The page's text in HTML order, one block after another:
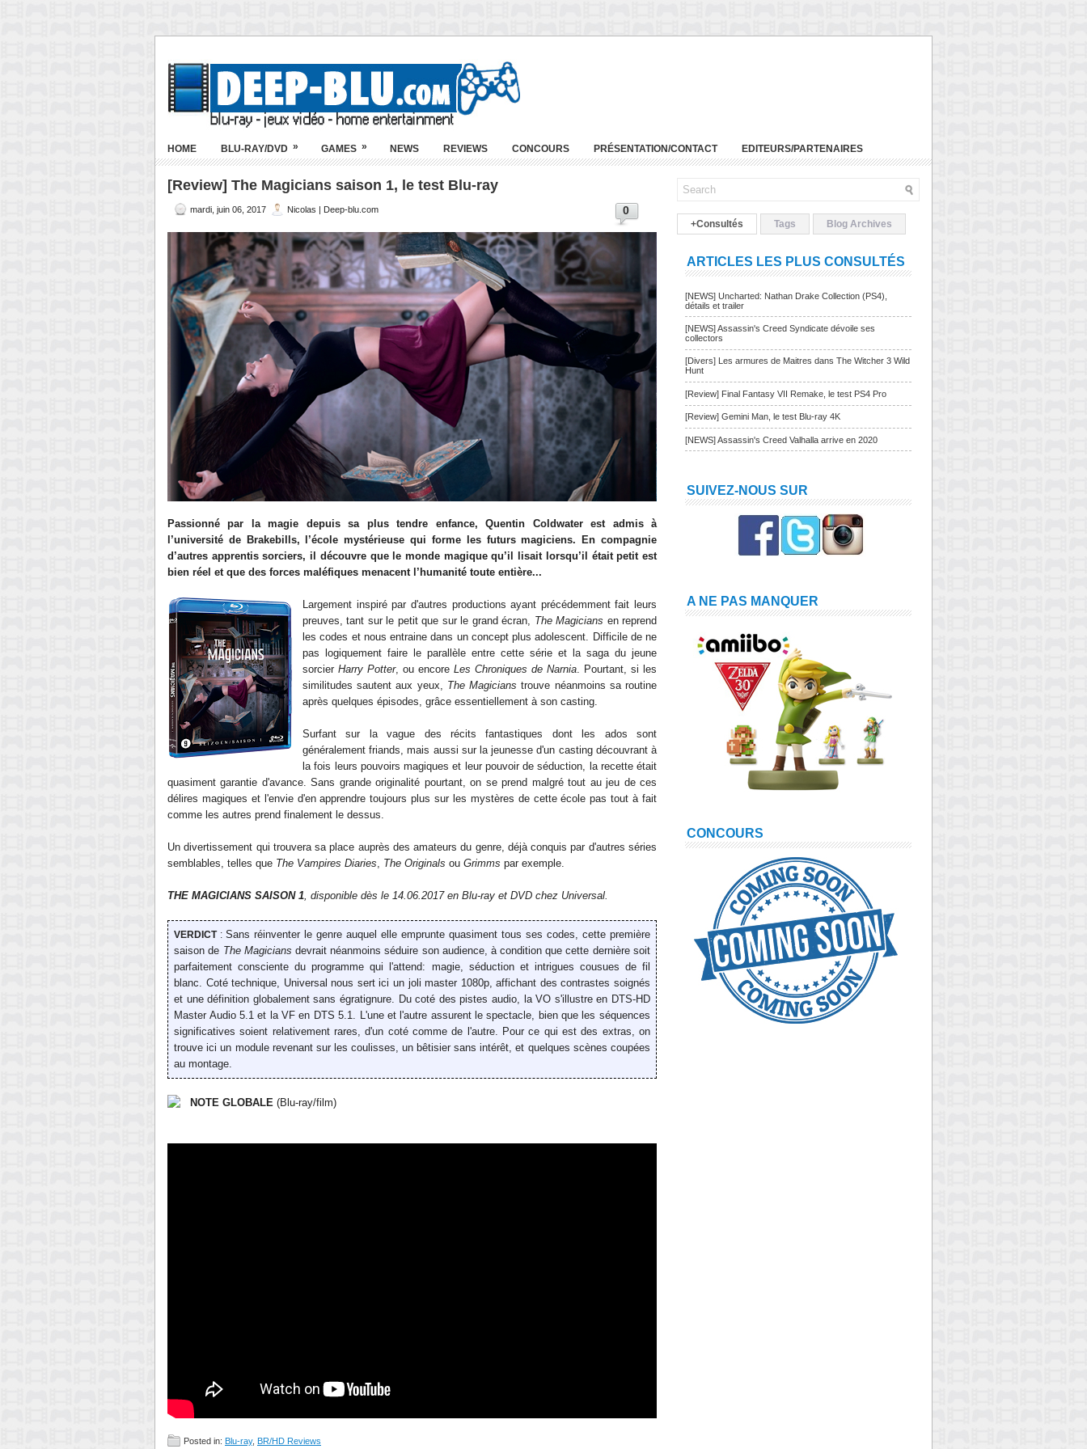
HOME BLU-RAY/DVD » GAMES » NEWS REVIEWS CONCOURS PRÉSENTATION/CONTACT EDITEURS/PARTENAIRES
[Review] The Magicians saison 1, le test Blu-ray
mardi, juin 06, 2017 Nicolas | Deep-blu.com 0
Passionné par la magie depuis sa plus tendre enfance, Quentin Coldwater est admis à
l’université de Brakebills, l’école mystérieuse qui forme les futurs magiciens. En compagnie
d’autres apprentis sorciers, il découvre que le monde magique qu’il lisait lorsqu’il était petit est
bien réel et que des forces maléfiques menacent l’humanité toute entière...
Largement inspiré par d'autres productions ayant précédemment fait leurs
preuves, tant sur le petit que sur le grand écran, The Magicians en reprend
les codes et nous entraine dans un concept plus adolescent. Difficile de ne
pas logiquement faire le parallèle entre cette série et la saga du jeune
sorcier Harry Potter, ou encore Les Chroniques de Narnia. Pourtant, si les
similitudes sautent aux yeux, The Magicians trouve néanmoins sa routine
après quelques épisodes, grâce essentiellement à son casting.
Surfant sur la vague des récits fantastiques dont les ados sont
généralement friands, mais aussi sur la jeunesse d'un casting découvrant à
la fois leurs pouvoirs magiques et leur pouvoir de séduction, la recette était
quasiment garantie d'avance. Sans grande originalité pourtant, on se prend malgré tout au jeu de ces
délires magiques et l'envie d'en apprendre toujours plus sur les mystères de cette école pas tout à fait
comme les autres prend finalement le dessus.
Un divertissement qui trouvera sa place auprès des amateurs du genre, déjà conquis par d'autres séries
semblables, telles que The Vampires Diaries, The Originals ou Grimms par exemple.
THE MAGICIANS SAISON 1, disponible dès le 14.06.2017 en Blu-ray et DVD chez Universal.
VERDICT:Sans réinventer le genre auquel elle emprunte quasiment tous ses codes, cette première
saison de The Magicians devrait néanmoins séduire son audience, à condition que cette dernière soit
parfaitement consciente du programme qui l'attend: magie, séduction et intrigues cousues de fil
blanc. Coté technique, Universal nous sert ici un joli master 1080p, affichant des contrastes soignés
et une définition globalement sans égratignure. Du coté des pistes audio, la VO s'illustre en DTS-HD
Master Audio 5.1 et la VF en DTS 5.1. L'une et l'autre assurent le spectacle, bien que les séquences
significatives soient relativement rares, d'un coté comme de l'autre. Pour ce qui est des extras, on
trouve ici un module revenant sur les coulisses, un bêtisier sans intérêt, et quelques scènes coupées
au montage.
NOTE GLOBALE (Blu-ray/film)
Posted in: Blu-ray, BR/HD Reviews
+Consultés Tags Blog Archives
ARTICLES LES PLUS CONSULTÉS
[NEWS] Uncharted: Nathan Drake Collection (PS4),
détails et trailer
[NEWS] Assassin's Creed Syndicate dévoile ses
collectors
[Divers] Les armures de Maitres dans The Witcher 3 Wild
Hunt
[Review] Final Fantasy VII Remake, le test PS4 Pro
[Review] Gemini Man, le test Blu-ray 4K
[NEWS] Assassin's Creed Valhalla arrive en 2020
SUIVEZ-NOUS SUR
A NE PAS MANQUER
CONCOURS